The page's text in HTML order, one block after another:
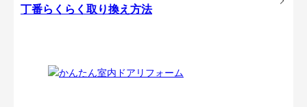
丁番らくらく取り換え方法